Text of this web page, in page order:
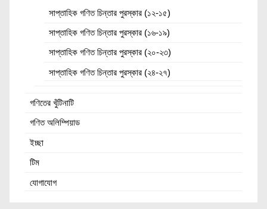
সাপ্তাহিক গণিত চিন্তার পুরস্কার (১২-১৫)
সাপ্তাহিক গণিত চিন্তার পুরস্কার (১৬-১৯)
সাপ্তাহিক গণিত চিন্তার পুরস্কার (২০-২৩)
সাপ্তাহিক গণিত চিন্তার পুরস্কার (২৪-২৭)
গণিতের খুঁটিনাটি
গণিত অলিম্পিয়াড
ইচ্ছা
টিম
যোগাযোগ